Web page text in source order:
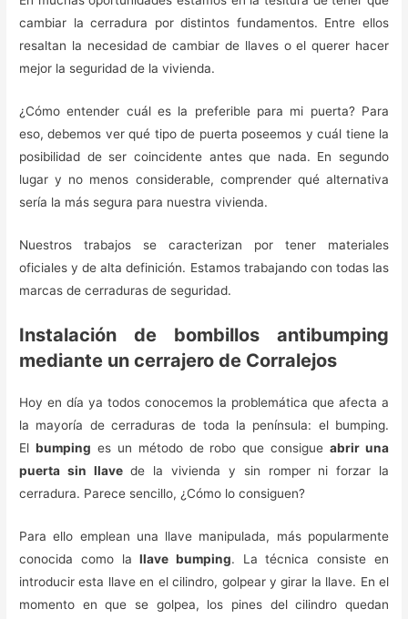
cambiar la cerradura por distintos fundamentos. Entre ellos
resaltan la necesidad de cambiar de llaves o el querer hacer
mejor la seguridad de la vivienda.
¿Cómo entender cuál es la preferible para mi puerta? Para
eso, debemos ver qué tipo de puerta poseemos y cuál tiene la
posibilidad de ser coincidente antes que nada. En segundo
lugar y no menos considerable, comprender qué alternativa
sería la más segura para nuestra vivienda.
Nuestros trabajos se caracterizan por tener materiales
oficiales y de alta definición. Estamos trabajando con todas las
marcas de cerraduras de seguridad.
Instalación de bombillos antibumping
mediante un cerrajero de Corralejos
Hoy en día ya todos conocemos la problemática que afecta a
la mayoría de cerraduras de toda la península: el bumping.
El bumping es un método de robo que consigueabrir una
puerta sin llavede la vivienda y sin romper ni forzar la
cerradura. Parece sencillo, ¿Cómo lo consiguen?
Para ello emplean una llave manipulada, más popularmente
conocida como lallave bumping. La técnica consiste en
introducir esta llave en el cilindro, golpear y girar la llave. En el
momento en que se golpea, los pines del cilindro quedan